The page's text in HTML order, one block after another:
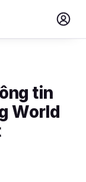
tin
World